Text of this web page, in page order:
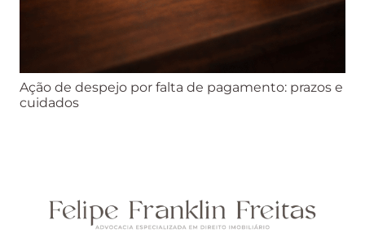
Ação de despejo por falta de pagamento: prazos e
cuidados